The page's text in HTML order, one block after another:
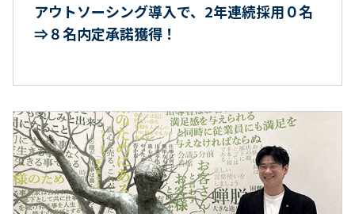
アウトソーシング導入で、2年連続採用０名
⇒８名内定承諾獲得！